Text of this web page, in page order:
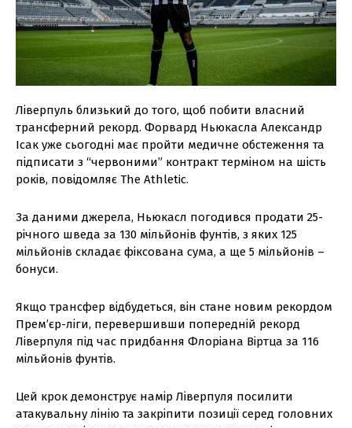
Ліверпуль близький до того, щоб побити власний
трансферний рекорд. Форвард Ньюкасла Александр
Ісак уже сьогодні має пройти медичне обстеження та
підписати з “червоними” контракт терміном на шість
років, повідомляє The Athletic.
За даними джерела, Ньюкасл погодився продати 25-
річного шведа за 130 мільйонів фунтів, з яких 125
мільйонів складає фіксована сума, а ще 5 мільйонів –
бонуси.
Якщо трансфер відбудеться, він стане новим рекордом
Прем’єр-ліги, перевершивши попередній рекорд
Ліверпуля під час придбання Флоріана Віртца за 116
мільйонів фунтів.
Цей крок демонструє намір Ліверпуля посилити
атакувальну лінію та закріпити позиції серед головних